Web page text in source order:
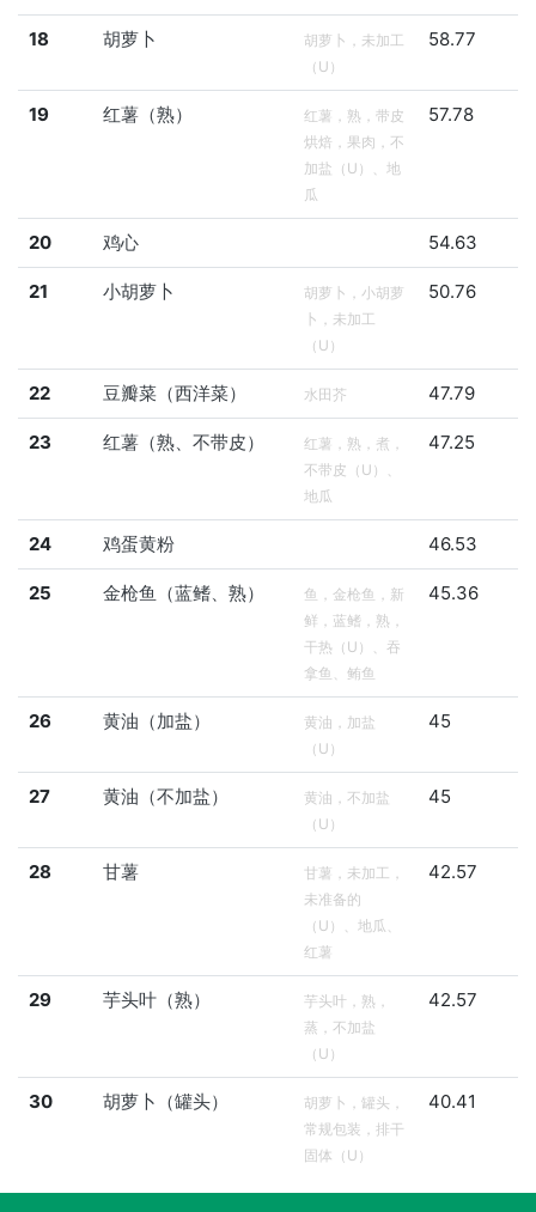
18 胡萝卜
胡萝卜，未加工
（U）
58.77
19 红薯（熟）
红薯，熟，带皮
烘焙，果肉，不
加盐（U）、地
瓜
57.78
20 鸡心 54.63
21 小胡萝卜
胡萝卜，小胡萝
卜，未加工
（U）
50.76
22 豆瓣菜（西洋菜） 水田芥 47.79
23 红薯（熟、不带皮）
红薯，熟，煮，
不带皮（U）、
地瓜
47.25
24 鸡蛋黄粉 46.53
25 金枪鱼（蓝鳍、熟）
鱼，金枪鱼，新
鲜，蓝鳍，熟，
干热（U）、吞
拿鱼、鲔鱼
45.36
26 黄油（加盐）
黄油，加盐
（U）
45
27 黄油（不加盐）
黄油，不加盐
（U）
45
28 甘薯
甘薯，未加工，
未准备的
（U）、地瓜、
红薯
42.57
29 芋头叶（熟）
芋头叶，熟，
蒸，不加盐
（U）
42.57
30 胡萝卜（罐头）
胡萝卜，罐头，
常规包装，排干
固体（U）
40.41